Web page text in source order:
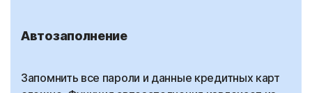
Автозаполнение
Запомнить все пароли и данные кредитных карт